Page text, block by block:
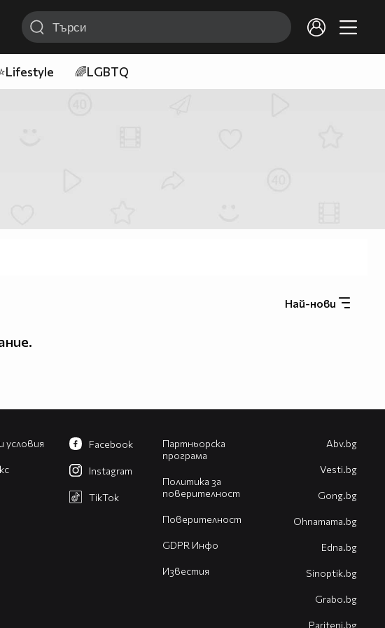
🌈LGBTQ
Най-нови
условия
Партньорска
програма
Политика за
поверителност
Поверителност
GDPR Инфо
Известия
Facebook
Instagram
TikTok
Abv.bg
Vesti.bg
Gong.bg
Оhnamama.bg
Edna.bg
Sinoptik.bg
Grabo.bg
Pariteni.bg